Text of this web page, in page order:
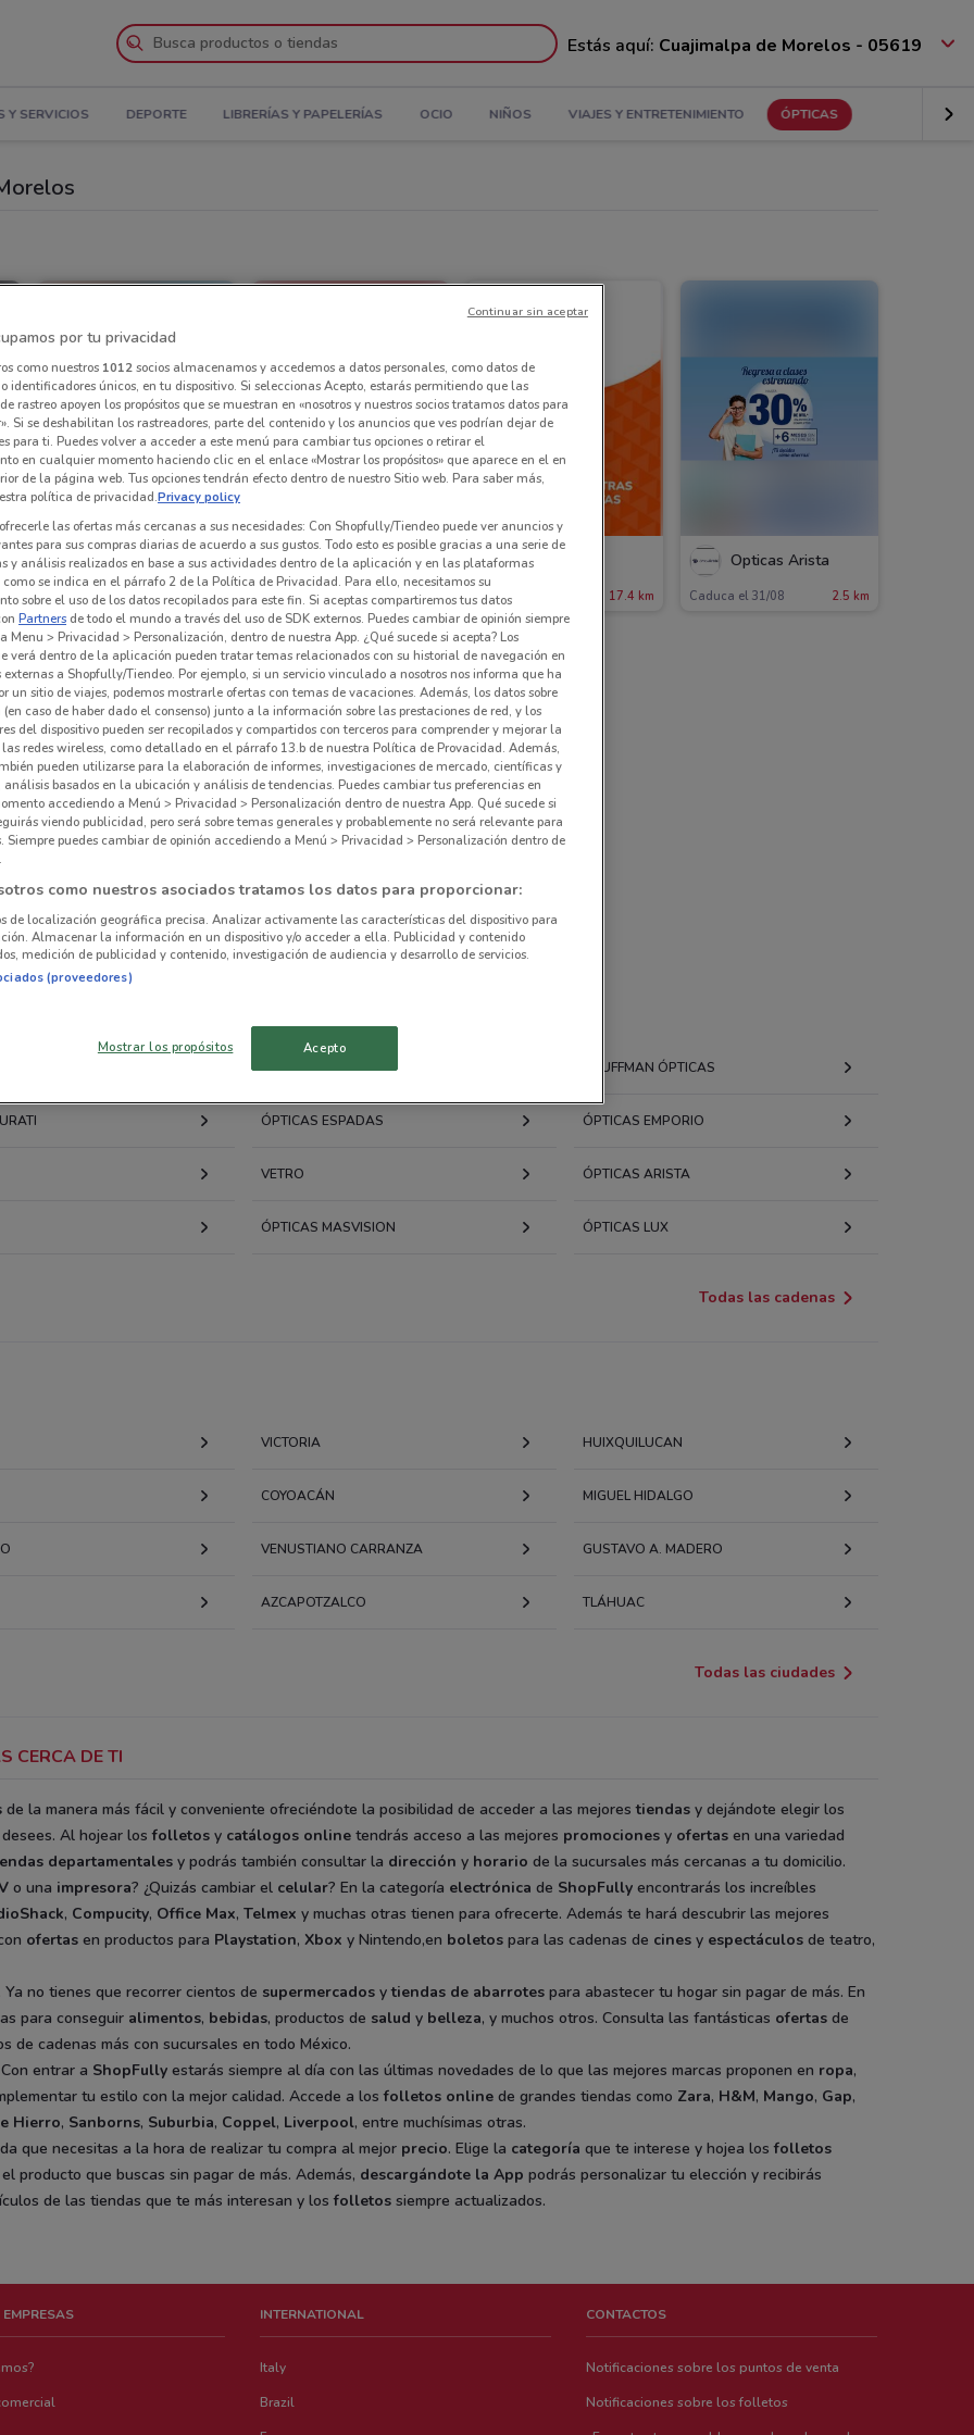
Estás aquí: Cuajimalpa de Morelos - 05619
Y SERVICIOS DEPORTE LIBRERÍAS Y PAPELERÍAS OCIO NIÑOS VIAJES Y ENTRETENIMIENTO ÓPTICAS
Ben & Frank
1.2 km
Rosedal Ópticas
2.2 km
Solaris
17.4 km
Ópticas Arista
Caduca el 31/08 2.5 km
ESPECIALISTAS ÓPTICOS KAUFFMAN ÓPTICAS
ÓPTICAS ESPADAS ÓPTICAS EMPORIO
VETRO ÓPTICAS ARISTA
ÓPTICAS MASVISION ÓPTICAS LUX
Todas las cadenas
VICTORIA HUIXQUILUCAN
COYOACÁN MIGUEL HIDALGO
VENUSTIANO CARRANZA GUSTAVO A. MADERO
AZCAPOTZALCO TLÁHUAC
Todas las ciudades
CERCA DE TI
de la manera más fácil y conveniente ofreciéndote la posibilidad de acceder a las mejorestiendas y dejándote elegir los
Al hojear losfolletos y catálogos online tendrás acceso a las mejores promociones y ofertas en una variedad
departamentales y podrás también consultar la dirección y horario de la sucursales más cercanas a tu domicilio.
o una impresora? ¿Quizás cambiar el celular? En la categoría electrónica de ShopFully encontrarás los increíbles
, Compucity, Office Max, Telmex y muchas otras tienen para ofrecerte. Además te hará descubrir las mejores
ofertas en productos para Playstation, Xbox y Nintendo,en boletos para las cadenas de cines y espectáculos de teatro,
. Ya no tienes que recorrer cientos de supermercados ytiendas de abarrotes para abastecer tu hogar sin pagar de más. En
para conseguir alimentos, bebidas, productos de salud y belleza, y muchos otros. Consulta las fantásticas ofertas de
de cadenas más con sucursales en todo México.
entrar a ShopFully estarás siempre al día con las últimas novedades de lo que las mejores marcas proponen en ropa,
tu estilo con la mejor calidad. Accede a losfolletos online de grandes tiendas como Zara, H&M, Mango, Gap,
Hierro, Sanborns, Suburbia, Coppel, Liverpool, entre muchísimas otras.
que necesitas a la hora de realizar tu compra al mejor precio. Elige la categoría que te interese y hojea losfolletos
producto que buscas sin pagar de más. Además, descargándote la App podrás personalizar tu elección y recibirás
de las tiendas que te más interesan y losfolletos siempre actualizados.
INTERNATIONAL
Italy
Brazil
CONTACTOS
Notificaciones sobre los puntos de venta
Notificaciones sobre los folletos
por tu privacidad
como nuestros 1012socios almacenamos y accedemos a datos personales, como datos de
identificadores únicos, en tu dispositivo. Si seleccionas Acepto, estarás permitiendo que las
rastreo apoyen los propósitos que se muestran en «nosotros y nuestros socios tratamos datos para
Si se deshabilitan los rastreadores, parte del contenido y los anuncios que ves podrían dejar de
para ti. Puedes volver a acceder a este menú para cambiar tus opciones o retirar el
en cualquier momento haciendo clic en el enlace «Mostrar los propósitos» que aparece en el en
de la página web. Tus opciones tendrán efecto dentro de nuestro Sitio web. Para saber más,
política de privacidad.Privacy policy
las ofertas más cercanas a sus necesidades: Con Shopfully/Tiendeo puede ver anuncios y
para sus compras diarias de acuerdo a sus gustos. Todo esto es posible gracias a una serie de
y análisis realizados en base a sus actividades dentro de la aplicación y en las plataformas
como se indica en el párrafo 2 de la Política de Privacidad. Para ello, necesitamos su
sobre el uso de los datos recopilados para este fin. Si aceptas compartiremos tus datos
Partners de todo el mundo a través del uso de SDK externos. Puedes cambiar de opinión siempre
Menu > Privacidad > Personalización, dentro de nuestra App. ¿Qué sucede si acepta? Los
verá dentro de la aplicación pueden tratar temas relacionados con su historial de navegación en
a Shopfully/Tiendeo. Por ejemplo, si un servicio vinculado a nosotros nos informa que ha
un sitio de viajes, podemos mostrarle ofertas con temas de vacaciones. Además, los datos sobre
caso de haber dado el consenso) junto a la información sobre las prestaciones de red, y los
del dispositivo pueden ser recopilados y compartidos con terceros para comprender y mejorar la
las redes wireless, como detallado en el párrafo 13.b de nuestra Política de Provacidad. Además,
pueden utilizarse para la elaboración de informes, investigaciones de mercado, científicas y
análisis basados en la ubicación y análisis de tendencias. Puedes cambiar tus preferencias en
accediendo a Menú > Privacidad > Personalización dentro de nuestra App. Qué sucede si
viendo publicidad, pero será sobre temas generales y probablemente no será relevante para
Siempre puedes cambiar de opinión accediendo a Menú > Privacidad > Personalización dentro de
como nuestros asociados tratamos los datos para proporcionar:
de localización geográfica precisa. Analizar activamente las características del dispositivo para
Almacenar la información en un dispositivo y/o acceder a ella. Publicidad y contenido
medición de publicidad y contenido, investigación de audiencia y desarrollo de servicios.
(proveedores)
Mostrar los propósitos Acepto
Continuar sin aceptar